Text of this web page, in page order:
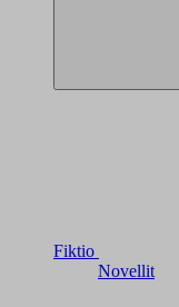
Fiktio
Novellit